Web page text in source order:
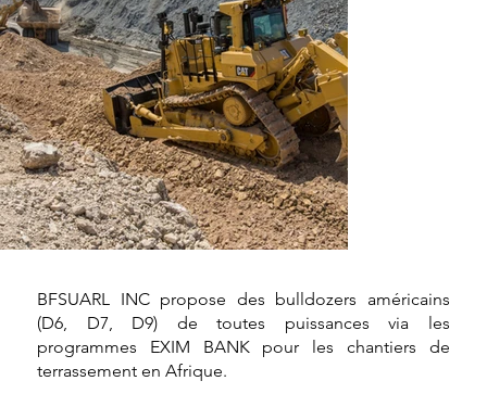
BFSUARL INC propose des bulldozers américains
(D6, D7, D9) de toutes puissances via les
programmes EXIM BANK pour les chantiers de
terrassement en Afrique.